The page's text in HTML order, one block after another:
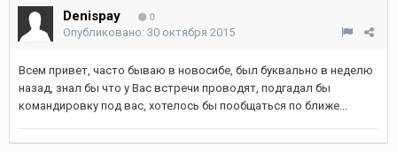
Denispay 0
Опубликовано: 30 октября 2015
Всем привет, часто бываю в новосибе, был буквально в неделю
назад, знал бы что у Вас встречи проводят, подгадал бы
командировку под вас, хотелось бы пообщаться по ближе...